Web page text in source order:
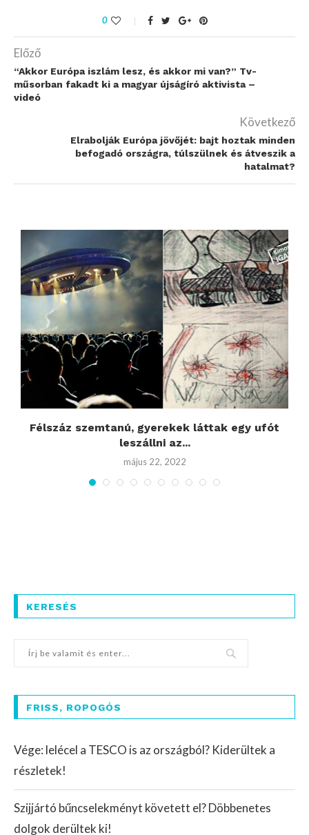
0
Előző
“Akkor Európa iszlám lesz, és akkor mi van?” Tv-
műsorban fakadt ki a magyar újságíró aktivista –
videó
Következő
Elrabolják Európa jövőjét: bajt hoztak minden
befogadó országra, túlszülnek és átveszik a
hatalmat?
Félszáz szemtanú, gyerekek láttak egy ufót
leszállni az...
május 22, 2022
KERESÉS
FRISS, ROPOGÓS
Vége: lelécel a TESCO is az országból? Kiderültek a
részletek!
Szijjártó bűncselekményt követett el? Döbbenetes
dolgok derültek ki!